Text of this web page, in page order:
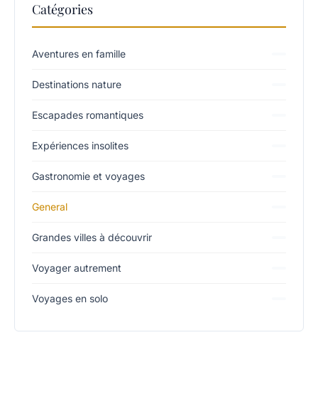
Catégories
Aventures en famille
Destinations nature
Escapades romantiques
Expériences insolites
Gastronomie et voyages
General
Grandes villes à découvrir
Voyager autrement
Voyages en solo